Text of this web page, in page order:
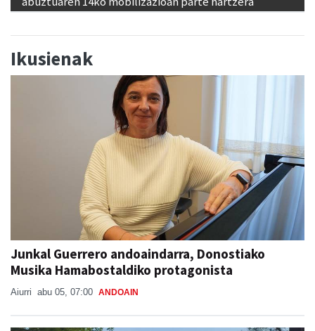
Ikusienak
Junkal Guerrero andoaindarra, Donostiako
Musika Hamabostaldiko protagonista
Aiurri abu 05, 07:00 ANDOAIN